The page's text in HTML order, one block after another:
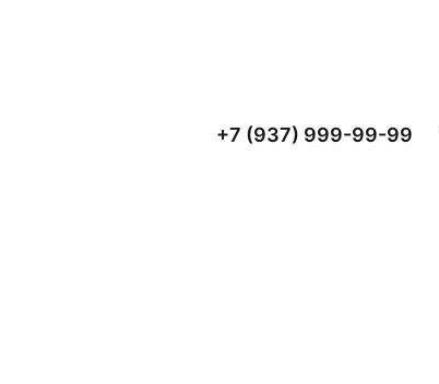
+7 (937) 999-99-99